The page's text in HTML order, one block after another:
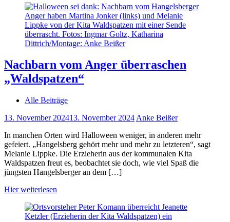
Nachbarn vom Anger überraschen
„Waldspatzen“
Alle Beiträge
13. November 202413. November 2024 Anke Beißer
In manchen Orten wird Halloween weniger, in anderen mehr
gefeiert. „Hangelsberg gehört mehr und mehr zu letzteren“, sagt
Melanie Lippke. Die Erzieherin aus der kommunalen Kita
Waldspatzen freut es, beobachtet sie doch, wie viel Spaß die
jüngsten Hangelsberger an dem […]
Hier weiterlesen